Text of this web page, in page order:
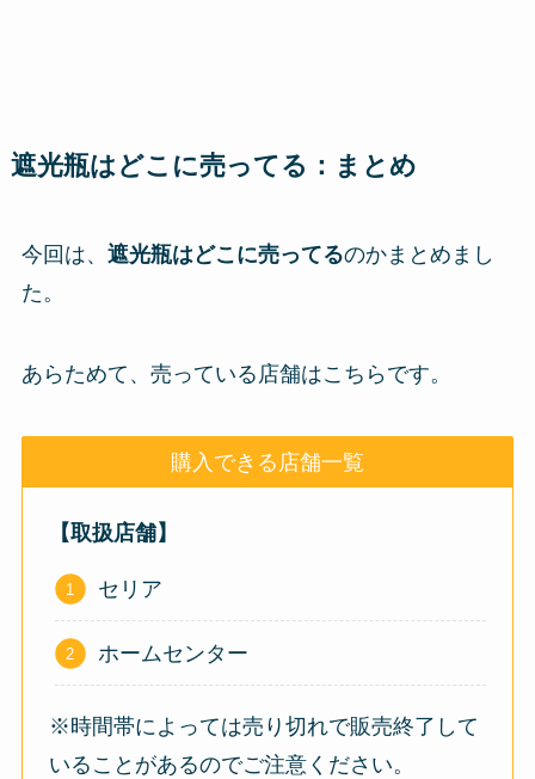
遮光瓶はどこに売ってる：まとめ
今回は、 遮光瓶はどこに売ってるのかまとめまし
た。
あらためて、売っている店舗はこちらです。
購入できる店舗一覧
【取扱店舗】
セリア
ホームセンター
※時間帯によっては売り切れで販売終了して
いることがあるのでご注意ください。